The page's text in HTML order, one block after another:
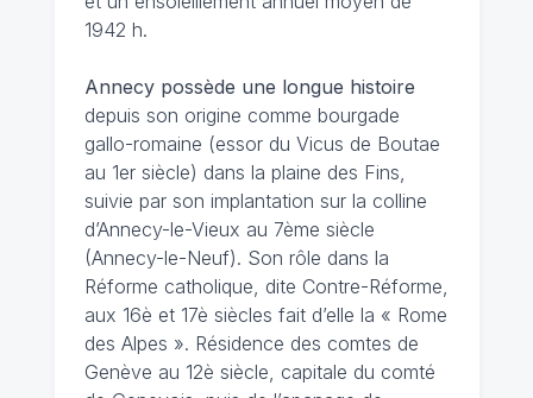
1942 h.
Annecy possède une longue histoire
depuis son origine comme bourgade
gallo-romaine (essor du Vicus de Boutae
au 1er siècle) dans la plaine des Fins,
suivie par son implantation sur la colline
d’Annecy-le-Vieux au 7ème siècle
(Annecy-le-Neuf). Son rôle dans la
Réforme catholique, dite Contre-Réforme,
aux 16è et 17è siècles fait d’elle la « Rome
des Alpes ». Résidence des comtes de
Genève au 12è siècle, capitale du comté